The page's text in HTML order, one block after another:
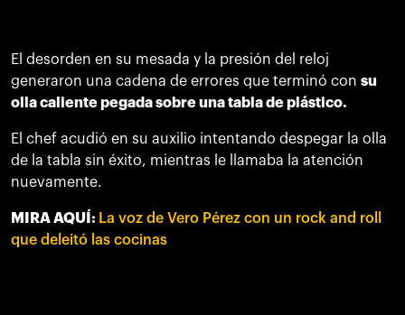
El desorden en su mesada y la presión del reloj
generaron una cadena de errores que terminó con su
olla caliente pegada sobre una tabla de plástico.
El chef acudió en su auxilio intentando despegar la olla
de la tabla sin éxito, mientras le llamaba la atención
nuevamente.
MIRA AQUÍ: La voz de Vero Pérez con un rock and roll
que deleitó las cocinas